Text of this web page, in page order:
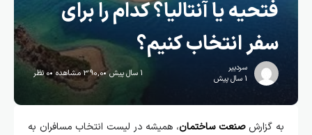
فتحیه یا آنتالیا؟ کدام را برای
سفر انتخاب کنیم؟
سردبیر
1 سال پیش
1 سال پیش 390,0 مشاهده 0 نظر
به گزارشصنعت ساختمان، همیشه در لیست انتخاب مسافران به